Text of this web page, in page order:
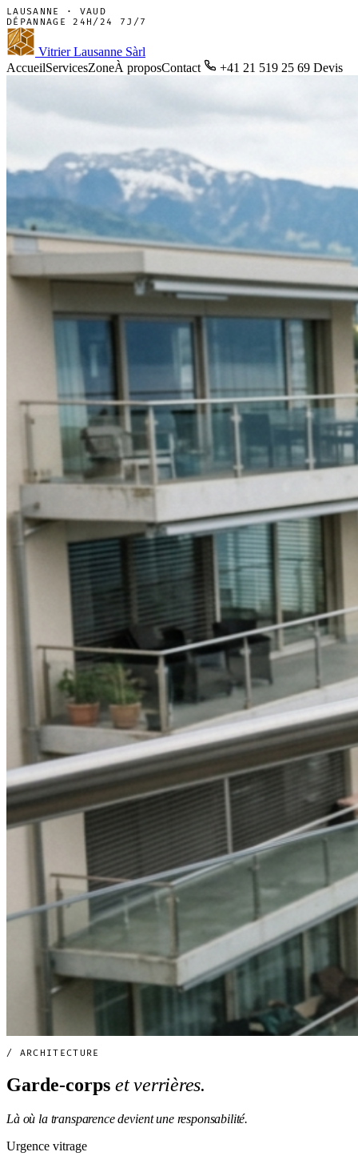
LAUSANNE · VAUD
DÉPANNAGE 24H/24 7J/7
Vitrier Lausanne Sàrl
AccueilServicesZoneÀ proposContact +41 21 519 25 69 Devis
/ ARCHITECTURE
Garde-corps et verrières.
Là où la transparence devient une responsabilité.
Urgence vitrage